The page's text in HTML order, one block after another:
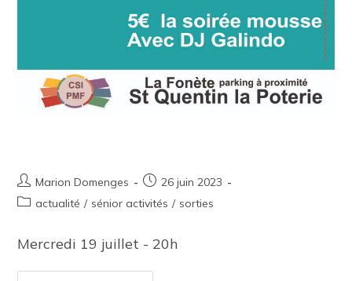
Marion Domenges
26 juin 2023
actualité / sénior activités / sorties
Mercredi 19 juillet - 20h